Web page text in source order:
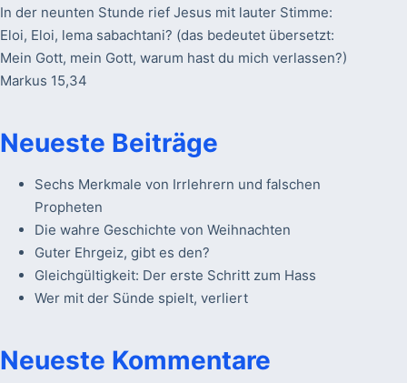
In der neunten Stunde rief Jesus mit lauter Stimme:
Eloi, Eloi, lema sabachtani? (das bedeutet übersetzt:
Mein Gott, mein Gott, warum hast du mich verlassen?)
Markus 15,34
Neueste Beiträge
Sechs Merkmale von Irrlehrern und falschen
Propheten
Die wahre Geschichte von Weihnachten
Guter Ehrgeiz, gibt es den?
Gleichgültigkeit: Der erste Schritt zum Hass
Wer mit der Sünde spielt, verliert
Neueste Kommentare